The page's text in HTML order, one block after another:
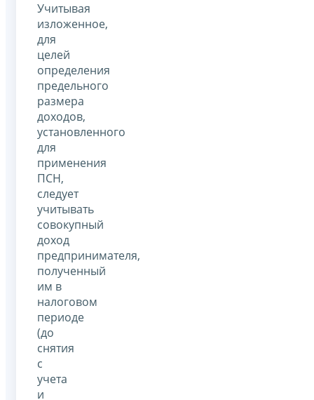
Учитывая
изложенное,
для
целей
определения
предельного
размера
доходов,
установленного
для
применения
ПСН,
следует
учитывать
совокупный
доход
предпринимателя,
полученный
им в
налоговом
периоде
(до
снятия
с
учета
и